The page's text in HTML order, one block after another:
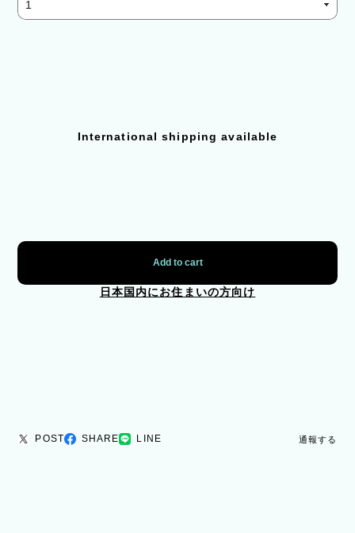
International shipping available
Add to cart
日本国内にお住まいの方向け
POST SHARE LINE 通報する